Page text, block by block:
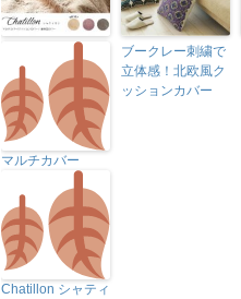
マルチカバー
Chatillon シャティ
ブークレー刺繍で
立体感！北欧風ク
ッションカバー